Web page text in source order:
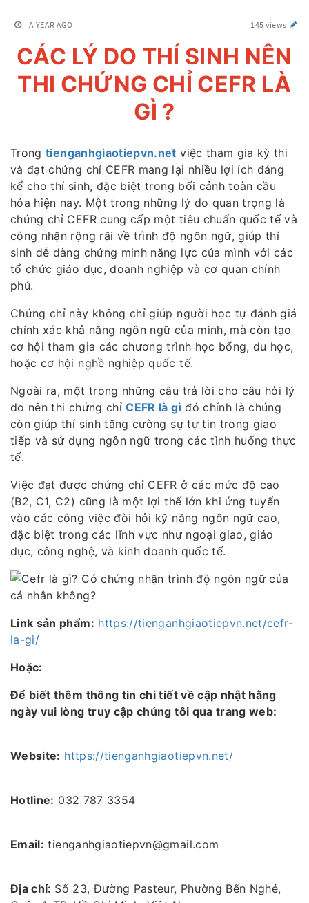
A YEAR AGO 145 views
CÁC LÝ DO THÍ SINH NÊN
THI CHỨNG CHỈ CEFR LÀ
GÌ ?
Trongtienganhgiaotiepvn.net việc tham gia kỳ thi
và đạt chứng chỉ CEFR mang lại nhiều lợi ích đáng
kể cho thí sinh, đặc biệt trong bối cảnh toàn cầu
hóa hiện nay. Một trong những lý do quan trọng là
chứng chỉ CEFR cung cấp một tiêu chuẩn quốc tế và
công nhận rộng rãi về trình độ ngôn ngữ, giúp thí
sinh dễ dàng chứng minh năng lực của mình với các
tổ chức giáo dục, doanh nghiệp và cơ quan chính
phủ.
Chứng chỉ này không chỉ giúp người học tự đánh giá
chính xác khả năng ngôn ngữ của mình, mà còn tạo
cơ hội tham gia các chương trình học bổng, du học,
hoặc cơ hội nghề nghiệp quốc tế.
Ngoài ra, một trong những câu trả lời cho câu hỏi lý
do nên thi chứng chỉCEFR là gìđó chính là chúng
còn giúp thí sinh tăng cường sự tự tin trong giao
tiếp và sử dụng ngôn ngữ trong các tình huống thực
tế.
Việc đạt được chứng chỉ CEFR ở các mức độ cao
(B2, C1, C2) cũng là một lợi thế lớn khi ứng tuyển
vào các công việc đòi hỏi kỹ năng ngôn ngữ cao,
đặc biệt trong các lĩnh vực như ngoại giao, giáo
dục, công nghệ, và kinh doanh quốc tế.
Link sản phẩm: https://tienganhgiaotiepvn.net/cefr-
la-gi/
Hoặc:
Để biết thêm thông tin chi tiết về cập nhật hằng
ngày vui lòng truy cập chúng tôi qua trang web:
Website: https://tienganhgiaotiepvn.net/
Hotline: 032 787 3354
Email: tienganhgiaotiepvn@gmail.com
Địa chỉ: Số 23, Đường Pasteur, Phường Bến Nghé,